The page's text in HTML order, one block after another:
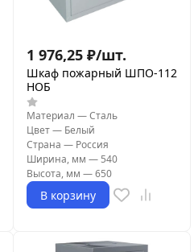
1 976,25 ₽/шт.
Шкаф пожарный ШПО-112
НОБ
Материал —Сталь
Цвет— Белый
Страна — Россия
Ширина, мм — 540
Высота, мм —650
В корзину